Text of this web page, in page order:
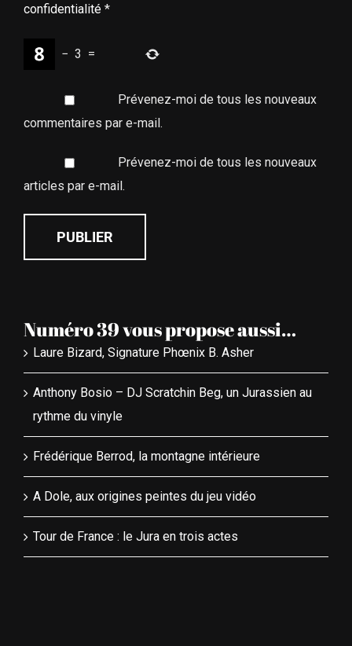
confidentialité *
− 3 =
Prévenez-moi de tous les nouveaux
commentaires par e-mail.
Prévenez-moi de tous les nouveaux
articles par e-mail.
Numéro 39 vous propose aussi…
Laure Bizard, Signature Phœnix B. Asher
Anthony Bosio – DJ Scratchin Beg, un Jurassien au
rythme du vinyle
Frédérique Berrod, la montagne intérieure
A Dole, aux origines peintes du jeu vidéo
Tour de France : le Jura en trois actes